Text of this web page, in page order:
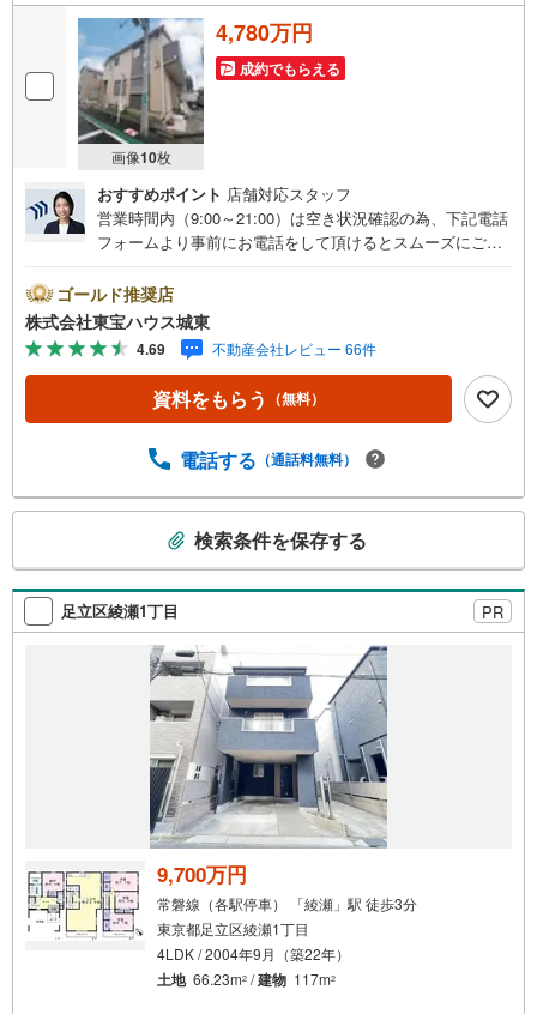
画像10枚
4,780万円
成約でもらえる
おすすめポイント 店舗対応スタッフ
営業時間内（9:00～21:00）は空き状況確認の為、下記電話
フォームより事前にお電話をして頂けるとスムーズにご案
カレンダーの作成▽ご購入後もお客様の人生のパートナー
として暮らしの「安心」を守り続けます。【Yahoo！ 不動
産キャンペーン対象店舗】当店で物件を成約するとPayPay
ボーナスライトがもらえる「Yahoo！ 不動産 物件ご成約キ
ャンペーン」の対象になります。「資料をもらう」「見学
予約をする」ボタンからお問い合わせください。※必ずYah
スライトは出金と譲渡はできません。ご案内・詳細な資料
時受け付けております！■頭金0円からのご購入可能です■
（諸費用もOK）お気軽にお問い合わせください。
ゴールド推奨店
株式会社東宝ハウス城東
4.69 不動産会社レビュー 66件
資料をもらう （無料）
電話する （通話料無料）
検
索
条
る
・
条
検索条件を保存する
足立区綾瀬1丁目 PR
9,700万円
常磐線（各駅停車） 「綾瀬」駅 徒歩3分
東京都足立区綾瀬1丁目
4LDK / 2004年9月（築22年）
土地 66.23m2 /建物 117m2